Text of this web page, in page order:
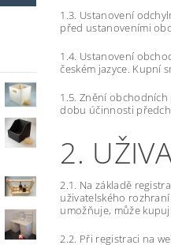
1.3. Ustanovení
před ustanoveními
1.4. Ustanovení
českém jazyce. Kupní
1.5. Znění
dobu účinnosti
2.
2.1. Na základě
uživatelského
umožňuje, může
2.2. Při registraci na